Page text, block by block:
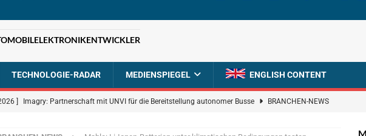
TECHNOLOGIE-RADAR MEDIENSPIEGEL ENGLISH CONTENT
] Imagry: Partnerschaft mit UNVI für die Bereitstellung autonomer Busse BRANCHEN-NEWS